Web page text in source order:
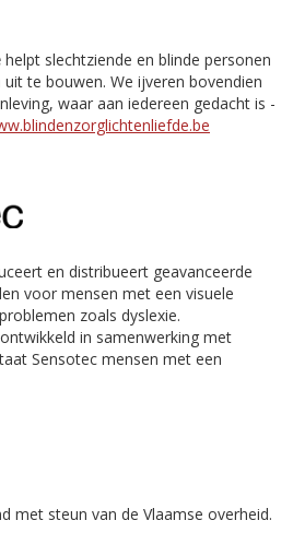
helpt slechtziende en blinde personen
te bouwen. We ijveren bovendien
waar aan iedereen gedacht is -
en distribueert geavanceerde
voor mensen met een visuele
zoals dyslexie.
in samenwerking met
Sensotec mensen met een
met steun van de Vlaamse overheid.